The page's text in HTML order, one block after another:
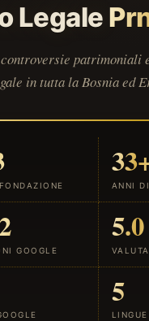
Legale
patrimoniali
in tutta la Bosnia ed
ANNI
GOOGLE
5